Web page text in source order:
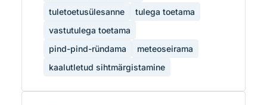
tuletoetusülesanne
tulega toetama
vastutulega toetama
pind-pind-ründama
meteoseirama
kaalutletud sihtmärgistamine